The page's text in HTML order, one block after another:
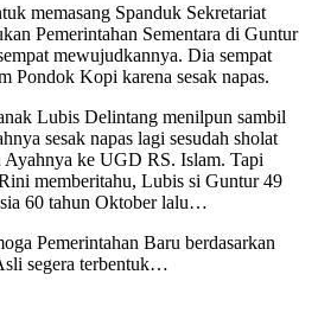
memasang Spanduk Sekretariat
Pemerintahan Sementara di Guntur
mewujudkannya. Dia sempat
Pondok Kopi karena sesak napas.
Lubis Delintang menilpun sambil
sesak napas lagi sesudah sholat
ke UGD RS. Islam. Tapi
memberitahu, Lubis si Guntur 49
60 tahun Oktober lalu…
Pemerintahan Baru berdasarkan
segera terbentuk…